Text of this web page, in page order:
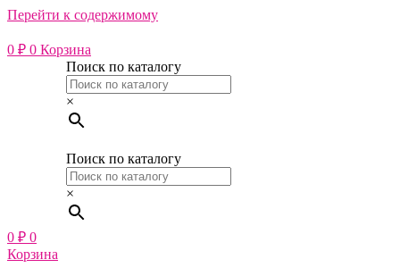
Перейти к содержимому
0 ₽ 0 Корзина
Поиск по каталогу
×
Поиск по каталогу
×
0 ₽ 0
Корзина